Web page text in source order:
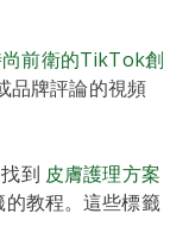
前衛的TikTok創
品牌評論的視頻
找到 皮膚護理方案
教程。這些標籤